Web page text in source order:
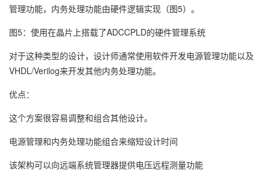
管理功能，内务处理功能由硬件逻辑实现（图5）。
图5：使用在晶片上搭载了ADCCPLD的硬件管理系统
对于这种类型的设计，设计师通常使用软件开发电源管理功能以及
VHDL/Verilog来开发其他内务处理功能。
优点：
这个方案很容易调整和组合其他设计。
电源管理和内务处理功能组合来缩短设计时间
该架构可以向远端系统管理器提供电压远程测量功能